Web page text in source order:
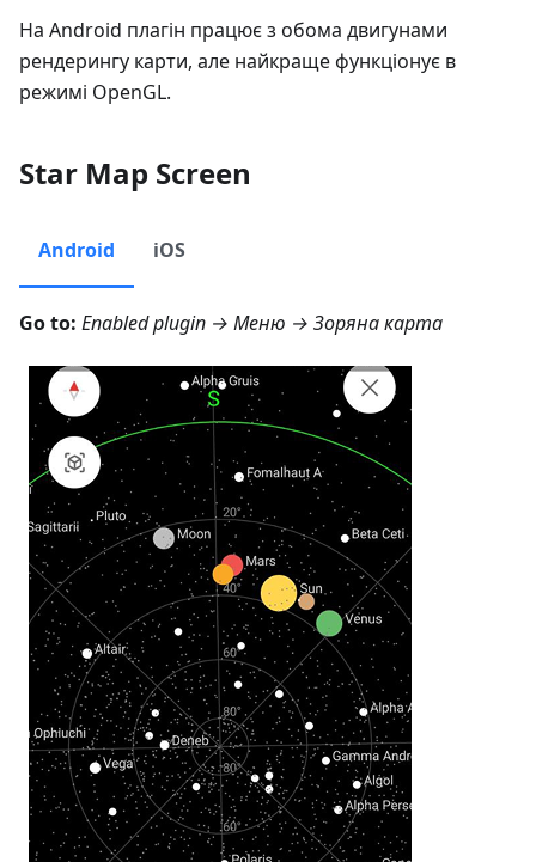
На Android плагін працює з обома двигунами
рендерингу карти, але найкраще функціонує в
режимі OpenGL.
Star Map Screen
Android iOS
Go to: Enabled plugin → Меню → Зоряна карта